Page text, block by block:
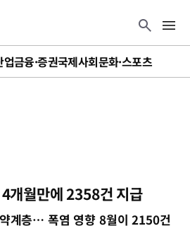
업금융·증권국제사회문화·스포츠
개월만에 2358건 지급
계층… 폭염 영향 8월이 2150건